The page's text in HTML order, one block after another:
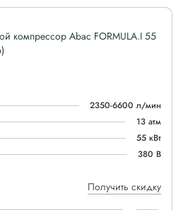
компрессор Abac FORMULA.I 55
2350-6600 л/мин
13 атм
55 кВт
380 В
Получить скидку